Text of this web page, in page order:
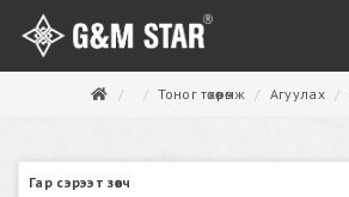
Тоног төхөөрөмж Агуулах
Гар сэрээт зөөгч